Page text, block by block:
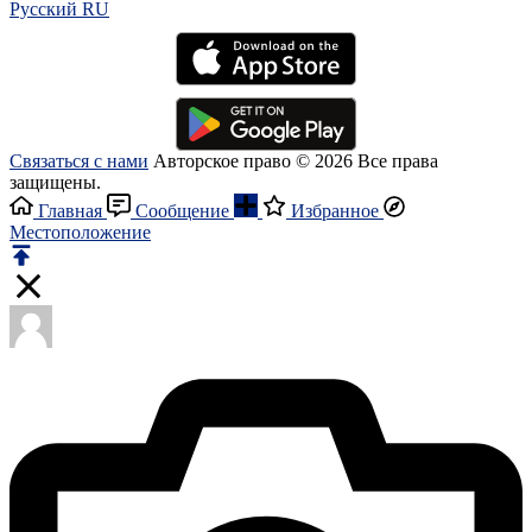
Русский RU‎
Связаться с нами Авторское право © 2026 Все права
защищены.
Главная
Сообщение
Избранное
Местоположение